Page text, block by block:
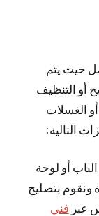
حيث يتم
أو التنظيف
أو الغسلات
التالية:
أو لوحة
ونقوم بتصليح
عبر فني